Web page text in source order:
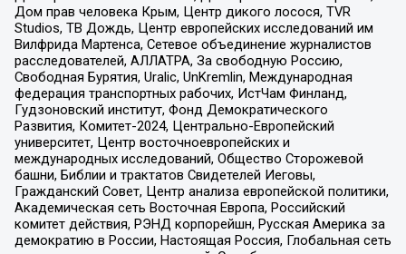
Дом прав человека Крым, Центр дикого лосося, TVR
Studios, ТВ Дождь, Центр европейских исследований им
Вилфрида Мартенса, Сетевое объединение журналистов
расследователей, АЛЛАТРА, За свободную Россию,
Свободная Бурятия, Uralic, UnKremlin, Международная
федерация транспортных рабочих, ИстЧам Финланд,
Гудзоновский институт, Фонд Демократического
Развития, Комитет-2024, Центрально-Европейский
университет, Центр восточноевропейских и
международных исследований, Общество Сторожевой
башни, Библии и трактатов Свидетелей Иеговы,
Гражданский Совет, Центр анализа европейской политики,
Академическая сеть Восточная Европа, Российский
комитет действия, РЭНД корпорейшн, Русская Америка за
демократию в России, Настоящая Россия, Глобальная сеть